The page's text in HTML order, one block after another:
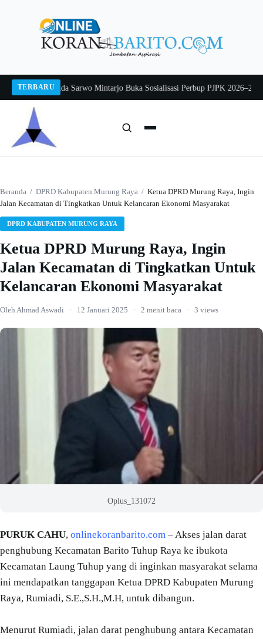
TERBARU
2026Pj Sekda Sarwo Mintarjo Buka Sosialisasi Perbup PJPK 2026–2030
Beranda / DPRD Kabupaten Murung Raya / Ketua DPRD Murung Raya, Ingin
Jalan Kecamatan di Tingkatkan Untuk Kelancaran Ekonomi Masyarakat
DPRD KABUPATEN MURUNG RAYA
Ketua DPRD Murung Raya, Ingin
Jalan Kecamatan di Tingkatkan Untuk
Kelancaran Ekonomi Masyarakat
Oleh Ahmad Aswadi · 12 Januari 2025 · 2 menit baca · 3 views
Oplus_131072
PURUK CAHU, onlinekoranbarito.com – Akses jalan darat
penghubung Kecamatan Barito Tuhup Raya ke ibukota
Kecamatan Laung Tuhup yang di inginkan masyarakat selama
ini mendapatkan tanggapan Ketua DPRD Kabupaten Murung
Raya, Rumiadi, S.E.,S.H.,M.H, untuk dibangun.
Menurut Rumiadi, jalan darat penghubung antara Kecamatan